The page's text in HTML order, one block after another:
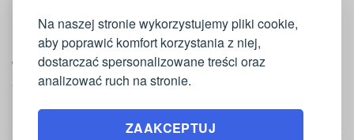
Na naszej stronie wykorzystujemy pliki cookie,
aby poprawić komfort korzystania z niej,
dostarczać spersonalizowane treści oraz
analizować ruch na stronie.
ZAAKCEPTUJ
WAŻNE INFORMACJE
Moje konto